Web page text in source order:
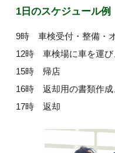
1日のスケジュール例
9時 車検受付・整備・
12時 車検場に車を運び
15時 帰店
16時 返却用の書類作成
17時 返却